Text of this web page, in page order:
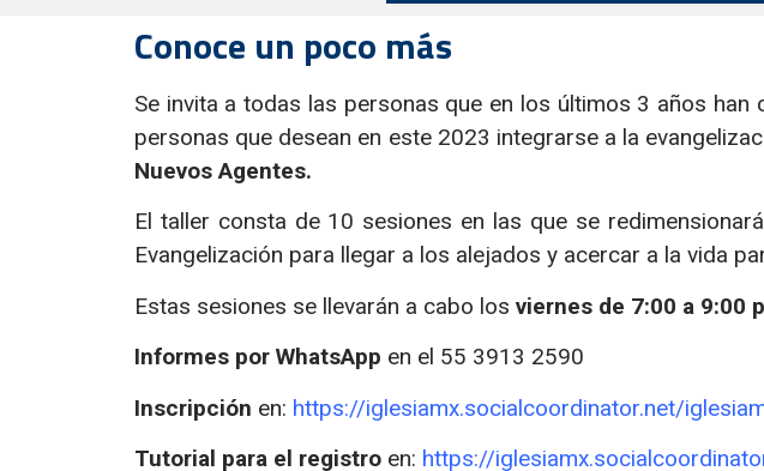
Conoce un poco más
Se invita a todas las personas que en los últimos 3 años
personas que desean en este 2023 integrarse a la
Nuevos Agentes.
El taller consta de 10 sesiones en las que se
Evangelización para llegar a los alejados y acercar a la vida
Estas sesiones se llevarán a cabo los viernes de 7:00 a 9:00
Informes por WhatsApp en el 55 3913 2590
Inscripción en: https://iglesiamx.socialcoordinator.net/
Tutorial para el registro en: https://